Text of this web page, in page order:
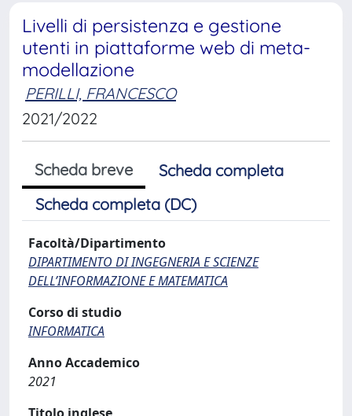
Livelli di persistenza e gestione
utenti in piattaforme web di meta-
modellazione
PERILLI, FRANCESCO
2021/2022
Scheda breve
Scheda completa
Scheda completa (DC)
Facoltà/Dipartimento
DIPARTIMENTO DI INGEGNERIA E SCIENZE
DELL’INFORMAZIONE E MATEMATICA
Corso di studio
INFORMATICA
Anno Accademico
2021